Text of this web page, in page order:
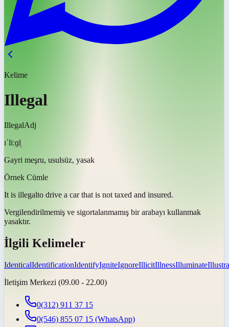
Kelime
Illegal
IllegalAdj
ɪˈliːɡl̩
Gayri meşru, usulsüz, yasak
Örnek Cümle
It is illegalto drive a car that is not taxed and insured.
Vergilendirilmemiş ve sigortalanmamış bir arabayı kullanmak
yasaktır.
İlgili Kelimeler
IdenticalIdentificationIdentifyIgniteIgnoreIllicitIllnessIlluminate
İletişim Merkezi (09.00 - 22.00)
0(312) 911 37 15
0(546) 855 07 15 (WhatsApp)